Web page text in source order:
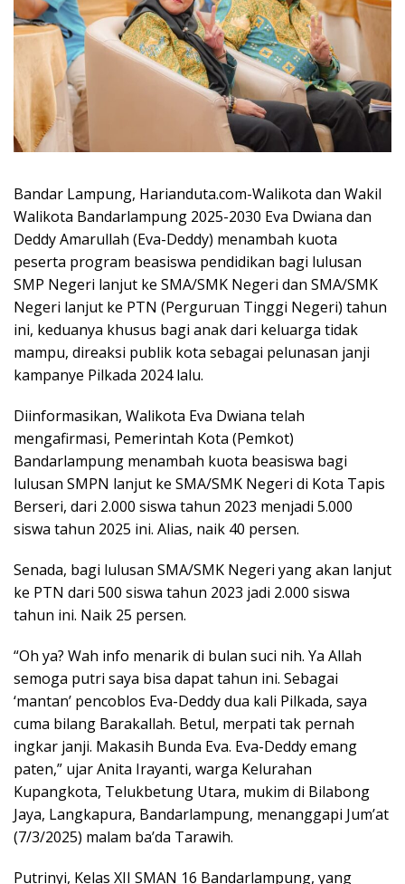
Bandar Lampung, Harianduta.com-Walikota dan Wakil
Walikota Bandarlampung 2025-2030 Eva Dwiana dan
Deddy Amarullah (Eva-Deddy) menambah kuota
peserta program beasiswa pendidikan bagi lulusan
SMP Negeri lanjut ke SMA/SMK Negeri dan SMA/SMK
Negeri lanjut ke PTN (Perguruan Tinggi Negeri) tahun
ini, keduanya khusus bagi anak dari keluarga tidak
mampu, direaksi publik kota sebagai pelunasan janji
kampanye Pilkada 2024 lalu.
Diinformasikan, Walikota Eva Dwiana telah
mengafirmasi, Pemerintah Kota (Pemkot)
Bandarlampung menambah kuota beasiswa bagi
lulusan SMPN lanjut ke SMA/SMK Negeri di Kota Tapis
Berseri, dari 2.000 siswa tahun 2023 menjadi 5.000
siswa tahun 2025 ini. Alias, naik 40 persen.
Senada, bagi lulusan SMA/SMK Negeri yang akan lanjut
ke PTN dari 500 siswa tahun 2023 jadi 2.000 siswa
tahun ini. Naik 25 persen.
“Oh ya? Wah info menarik di bulan suci nih. Ya Allah
semoga putri saya bisa dapat tahun ini. Sebagai
‘mantan’ pencoblos Eva-Deddy dua kali Pilkada, saya
cuma bilang Barakallah. Betul, merpati tak pernah
ingkar janji. Makasih Bunda Eva. Eva-Deddy emang
paten,” ujar Anita Irayanti, warga Kelurahan
Kupangkota, Telukbetung Utara, mukim di Bilabong
Jaya, Langkapura, Bandarlampung, menanggapi Jum’at
(7/3/2025) malam ba’da Tarawih.
Putrinyi, Kelas XII SMAN 16 Bandarlampung, yang